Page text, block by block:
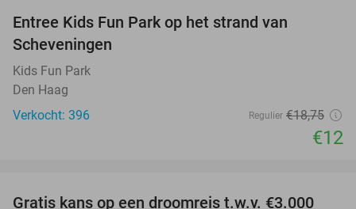
Entree Kids Fun Park op het strand van
Scheveningen
Kids Fun Park
Den Haag
Verkocht: 396
Regulier €18,75
€12
Gratis kans op een droomreis t.w.v. €3.000